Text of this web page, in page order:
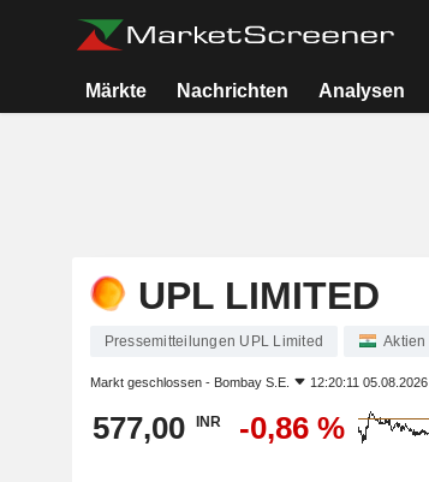
Märkte Nachrichten Analysen
UPL LIMITED
Pressemitteilungen UPL Limited Aktien
Markt geschlossen - Bombay S.E. 12:20:11 05.08.2026
577,00 INR -0,86 %